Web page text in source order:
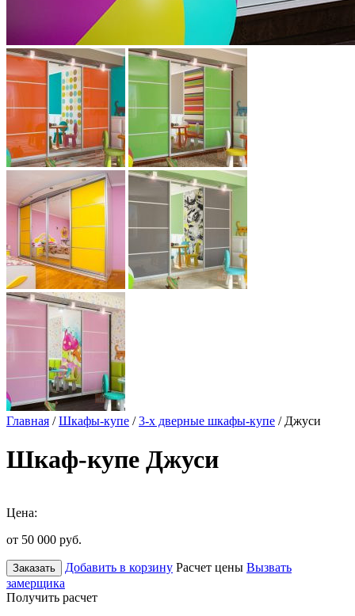
Главная /Шкафы-купе /3-х дверные шкафы-купе / Джуси
Шкаф-купе Джуси
Цена:
от 50 000 руб.
Заказать Добавить в корзину Расчет цены Вызвать
замерщика
Получить расчет